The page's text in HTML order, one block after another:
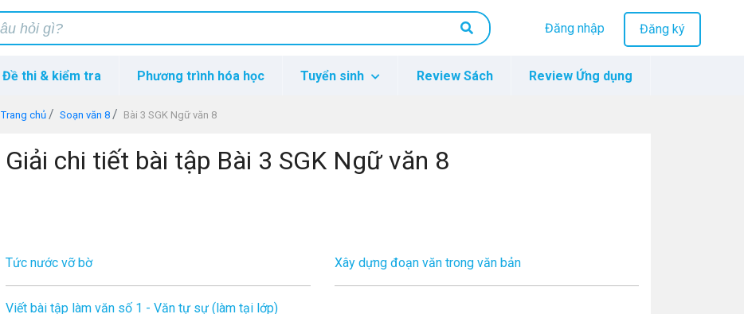
Đăng nhập Đăng ký
Đề thi & kiểm tra Phương trình hóa học Tuyển sinh Review Sách Review Ứng dụng
Trang chủ Soạn văn 8 Bài 3 SGK Ngữ văn 8
Giải chi tiết bài tập Bài 3 SGK Ngữ văn 8
Tức nước vỡ bờ Xây dựng đoạn văn trong văn bản
Viết bài tập làm văn số 1 - Văn tự sự (làm tại lớp)